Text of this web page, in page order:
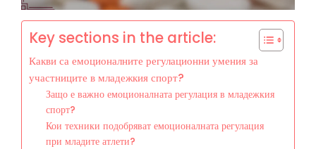
Key sections in the article:
Какви са емоционалните регулационни умения за
участниците в младежкия спорт?
Защо е важно емоционалната регулация в младежкия
спорт?
Кои техники подобряват емоционалната регулация
при младите атлети?